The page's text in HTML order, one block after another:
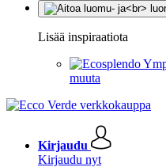
Lisää inspiraatiota
muuta
Kirjaudu
Kirjaudu nyt